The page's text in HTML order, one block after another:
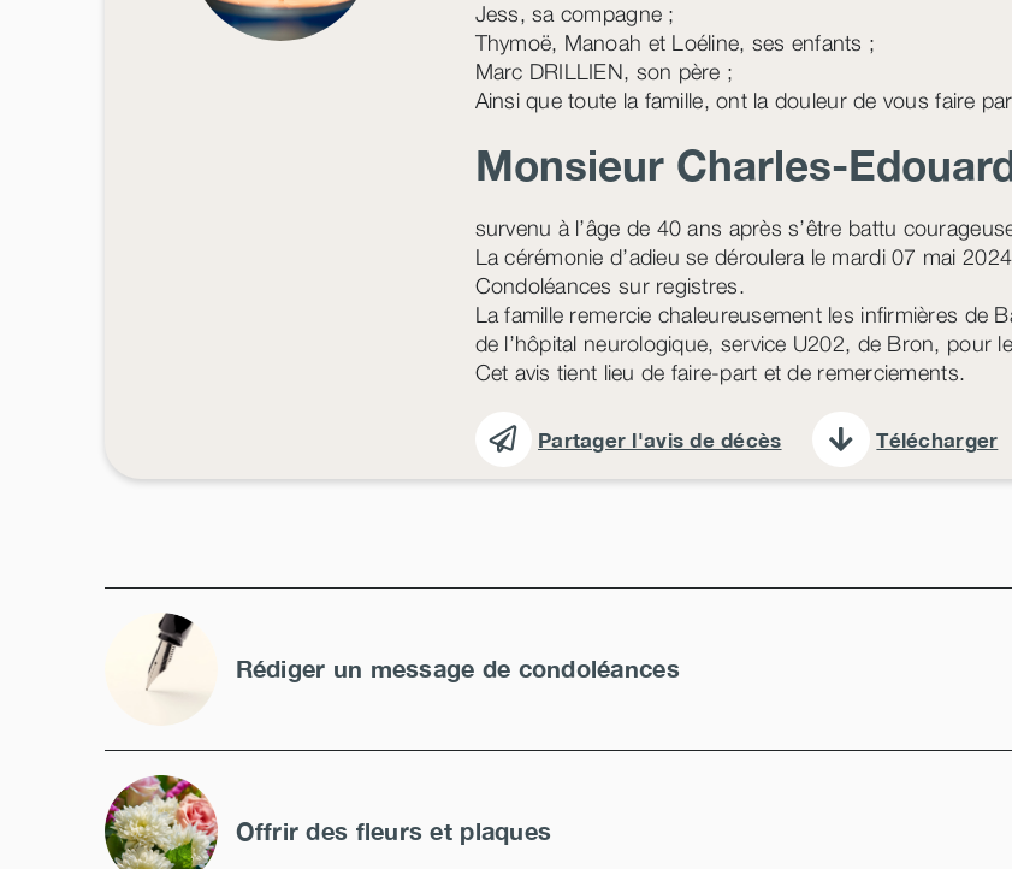
Jess, sa compagne ;
Thymoë, Manoah et Loéline, ses enfants ;
Marc DRILLIEN, son père ;
Ainsi que toute la famille, ont la douleur de vous faire
Monsieur Charles-
survenu à l’âge de 40 ans après s’être battu
La cérémonie d’adieu se déroulera le mardi 07 mai
Condoléances sur registres.
La famille remercie chaleureusement les infirmières de
de l’hôpital neurologique, service U202, de Bron, pour
Cet avis tient lieu de faire-part et de remerciements.
Partager l'avis de décès Télécharger
Rédiger un message de condoléances
Offrir des fleurs et plaques